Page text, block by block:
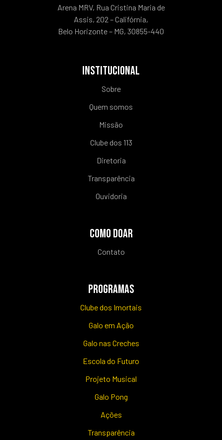
Arena MRV, Rua Cristina Maria de
Assis, 202 – Califórnia,
Belo Horizonte – MG, 30855-440
INSTITUCIONAL
Sobre
Quem somos
Missão
Clube dos 113
Diretoria
Transparência
Ouvidoria
COMO DOAR
Contato
PROGRAMAS
Clube dos Imortais
Galo em Ação
Galo nas Creches
Escola do Futuro
Projeto Musical
Galo Pong
Ações
Transparência